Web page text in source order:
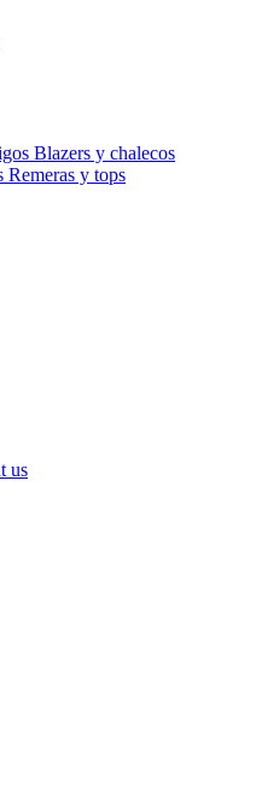
Blazers y chalecos
Remeras y tops
us